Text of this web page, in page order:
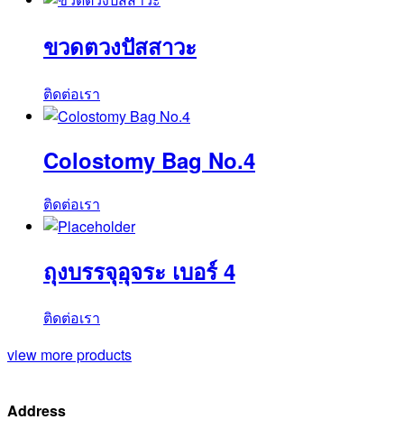
ขวดตวงปัสสาวะ
ติดต่อเรา
Colostomy Bag No.4
ติดต่อเรา
ถุงบรรจุอุจระ เบอร์ 4
ติดต่อเรา
view more products
Address